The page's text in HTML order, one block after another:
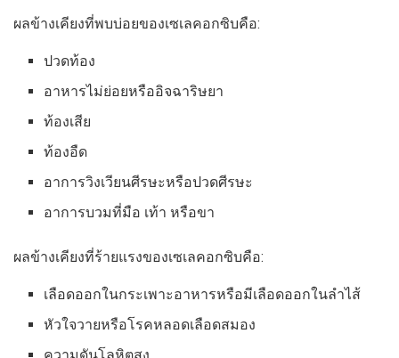
ผลข้างเคียงที่พบบ่อยของเซเลคอกซิบคือ:
ปวดท้อง
อาหารไม่ย่อยหรืออิจฉาริษยา
ท้องเสีย
ท้องอืด
อาการวิงเวียนศีรษะหรือปวดศีรษะ
อาการบวมที่มือ เท้า หรือขา
ผลข้างเคียงที่ร้ายแรงของเซเลคอกซิบคือ:
เลือดออกในกระเพาะอาหารหรือมีเลือดออกในลำไส้
หัวใจวายหรือโรคหลอดเลือดสมอง